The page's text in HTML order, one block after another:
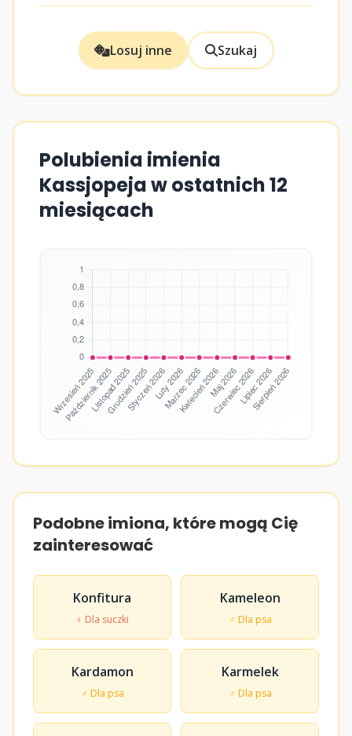
Losuj inne Szukaj
Polubienia imienia
Kassjopeja w ostatnich 12
miesiącach
Podobne imiona, które mogą Cię
zainteresować
Konfitura
♀ Dla suczki
Kameleon
♂ Dla psa
Kardamon
♂ Dla psa
Karmelek
♂ Dla psa